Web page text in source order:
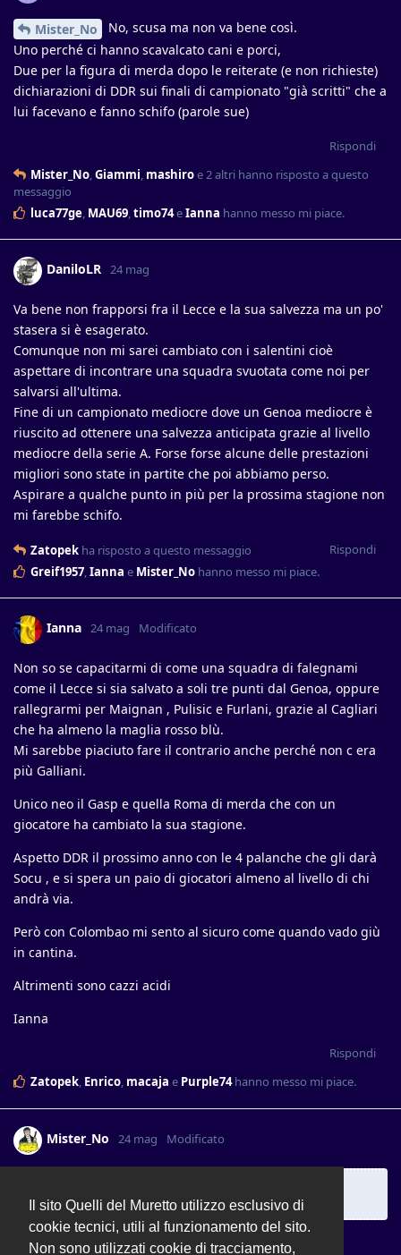
Il sito Quelli del Muretto utilizzo esclusivo di
cookie tecnici, utili al funzionamento del sito.
Non sono utilizzati cookie di tracciamento,
Mister_No
No, scusa ma non va bene così.
Uno perché ci hanno scavalcato cani e porci,
Due per la figura di merda dopo le reiterate (e non richieste)
dichiarazioni di DDR sui finali di campionato "già scritti" che a
lui facevano e fanno schifo (parole sue)
Rispondi
Mister_No Giammi mashiroe 2altri hanno risposto a questo
messaggio
luca77ge MAU69 timo74eIanna hanno messo mi piace.
DaniloLR 24 mag
Va bene non frapporsi fra il Lecce e la sua salvezza ma un po'
stasera si è esagerato.
Comunque non mi sarei cambiato con i salentini cioè
aspettare di incontrare una squadra svuotata come noi per
salvarsi all'ultima.
Fine di un campionato mediocre dove un Genoa mediocre è
riuscito ad ottenere una salvezza anticipata grazie al livello
mediocre della serie A. Forse forse alcune delle prestazioni
migliori sono state in partite che poi abbiamo perso.
Aspirare a qualche punto in più per la prossima stagione non
mi farebbe schifo.
Rispondi
Zatopek ha risposto a questo messaggio
Greif1957 Ianna e Mister_No hanno messo mi piace.
Ianna 24 mag Modificato
Non so se capacitarmi di come una squadra di falegnami
come il Lecce si sia salvato a soli tre punti dal Genoa, oppure
rallegrarmi per Maignan , Pulisic e Furlani, grazie al Cagliari
che ha almeno la maglia rosso blù.
Mi sarebbe piaciuto fare il contrario anche perché non c era
più Galliani.
Unico neo il Gasp e quella Roma di merda che con un
giocatore ha cambiato la sua stagione.
Aspetto DDR il prossimo anno con le 4 palanche che gli darà
Socu , e si spera un paio di giocatori almeno al livello di chi
andrà via.
Però con Colombao mi sento al sicuro come quando vado giù
in cantina.
Altrimenti sono cazzi acidi
Ianna
Rispondi
Zatopek Enrico macaja e Purple74hanno messo mi piace.
Mister_No 24 mag Modificato
Strummer61 No, scusa ma non va bene così.
Per me va bene cosi.